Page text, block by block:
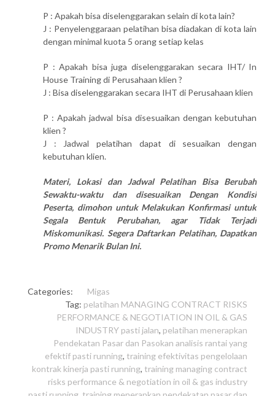
P : Apakah bisa diselenggarakan selain di kota lain?
J : Penyelenggaraan pelatihan bisa diadakan di kota lain
dengan minimal kuota 5 orang setiap kelas
P : Apakah bisa juga diselenggarakan secara IHT/ In
House Training di Perusahaan klien ?
J : Bisa diselenggarakan secara IHT di Perusahaan klien
P : Apakah jadwal bisa disesuaikan dengan kebutuhan
klien ?
J : Jadwal pelatihan dapat di sesuaikan dengan
kebutuhan klien.
Materi, Lokasi dan Jadwal Pelatihan Bisa Berubah
Sewaktu-waktu dan disesuaikan Dengan Kondisi
Peserta, dimohon untuk Melakukan Konfirmasi untuk
Segala Bentuk Perubahan, agar Tidak Terjadi
Miskomunikasi. Segera Daftarkan Pelatihan, Dapatkan
Promo Menarik Bulan Ini.
Categories:
Migas
Tag: pelatihan MANAGING CONTRACT RISKS
PERFORMANCE & NEGOTIATION IN OIL & GAS
INDUSTRY pasti jalan, pelatihan menerapkan
Pendekatan Pasar dan Pasokan analisis rantai yang
efektif pasti running, training efektivitas pengelolaan
kontrak kinerja pasti running, training managing contract
risks performance & negotiation in oil & gas industry